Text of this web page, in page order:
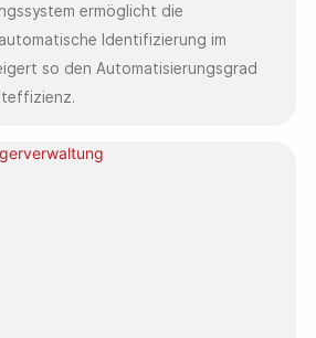
ermöglicht die
Identifizierung im
so den Automatisierungsgrad